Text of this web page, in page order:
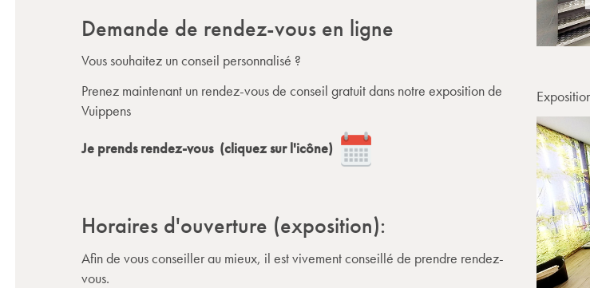
Demande de rendez-vous en ligne
Vous souhaitez un conseil personnalisé ?
Prenez maintenant un rendez-vous de conseil gratuit dans notre exposition de
Vuippens
Je prends rendez-vous (cliquez sur l'icône)
Horaires d'ouverture (exposition):
Afin de vous conseiller au mieux, il est vivement conseillé de prendre rendez-
vous.